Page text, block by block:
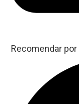
Recomendar